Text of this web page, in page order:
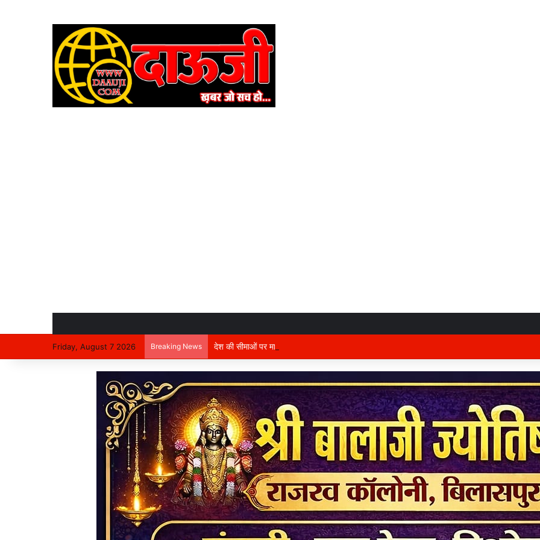
Friday, August 7 2026 Breaking News देश की सीमाओं पर मातृभूमि की रक्षा में तैनात वीर फौजी भाइयों हेतु “सिपाही रक्षा सूत्र संग्रहण” कार्यक्रम हुआ